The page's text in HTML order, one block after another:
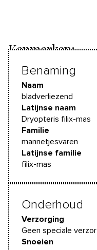
Kenmerken:
Benaming
Naam
bladverliezend
Latijnse naam
Dryopteris filix-mas
Familie
mannetjesvaren
Latijnse familie
filix-mas
Onderhoud
Verzorging
Geen speciale
Snoeien